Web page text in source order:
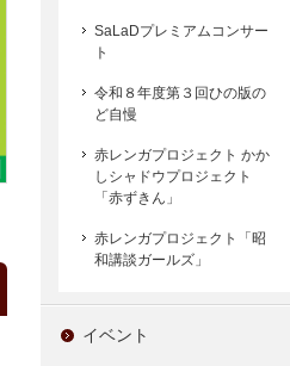
SaLaDプレミアムコンサー
ト
令和８年度第３回ひの版の
ど自慢
赤レンガプロジェクト かか
しシャドウプロジェクト
「赤ずきん」
赤レンガプロジェクト「昭
和講談ガールズ」
イベント